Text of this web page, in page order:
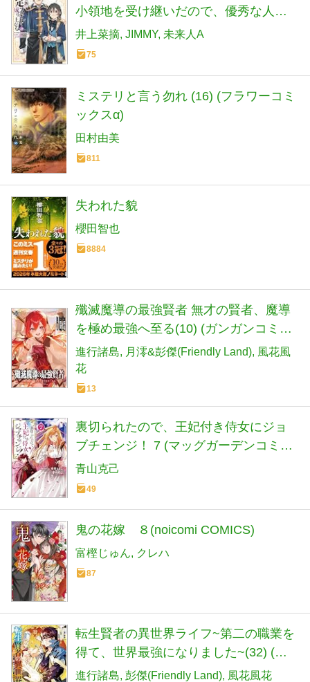
小領地を受け継いだので、優秀な人材
を増やしていたら、最強領地になって
た~(20) (KCデラックス)
井上菜摘 JIMMY 未来人A
75
ミステリと言う勿れ (16) (フラワーコミ
ックスα)
田村由美
811
失われた貌
櫻田智也
8884
殲滅魔導の最強賢者 無才の賢者、魔導
を極め最強へ至る(10) (ガンガンコミッ
クスUP!)
進行諸島 月澪&彭傑(Friendly Land) 風花風
花
13
裏切られたので、王妃付き侍女にジョ
ブチェンジ！ 7 (マッグガーデンコミッ
ク avarusシリーズ)
青山克己
49
鬼の花嫁 ８(noicomi COMICS)
富樫じゅん クレハ
87
転生賢者の異世界ライフ~第二の職業を
得て、世界最強になりました~(32) (ガ
ンガンコミックスUP!)
進行諸島 彭傑(Friendly Land) 風花風花